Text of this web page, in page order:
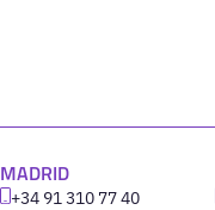
MADRID
+34 91 310 77 40